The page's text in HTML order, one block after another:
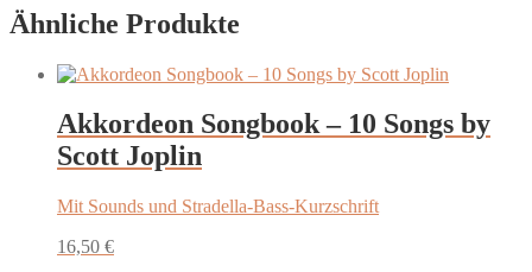
Ähnliche Produkte
Akkordeon Songbook – 10 Songs by
Scott Joplin
Mit Sounds und Stradella-Bass-Kurzschrift
16,50 €